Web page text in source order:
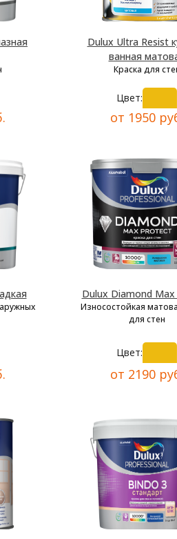
Dulux Ultra Resist
ванная
Краска для
Цвет:
от 1950
Dulux Diamond
Износостойкая
для стен
Цвет:
от 2190